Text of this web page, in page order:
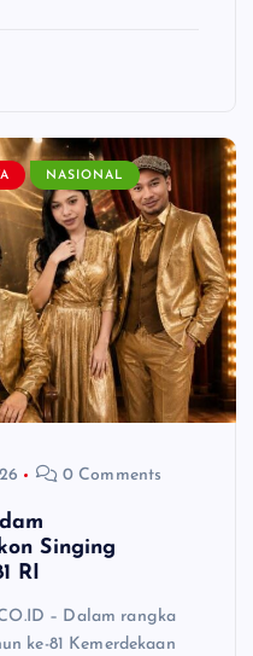
NASIONAL
0 Comments
Singing
RI
– Dalam rangka
ke-81 Kemerdekaan